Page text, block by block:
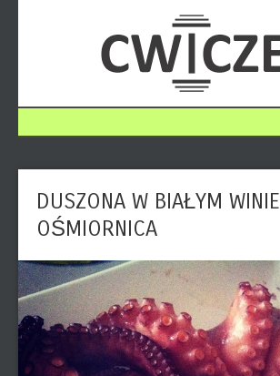
DUSZONA W BIAŁYM WINIE
OŚMIORNICA